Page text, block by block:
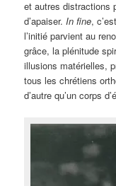
et autres distractions
d’apaiser. In fine,
l’initié parvient au
grâce, la plénitude
illusions matérielles,
tous les chrétiens
d’autre qu’un corps